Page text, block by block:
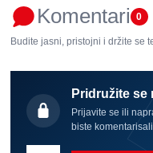
Komentari 0
Budite jasni, pristojni i držite se
Pridružite se
Prijavite se ili
biste